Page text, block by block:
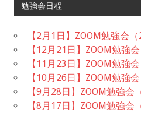
勉強会日程
【2月1日】ZOOM勉強会（
【12月21日】ZOOM勉強会
【11月23日】ZOOM勉強会
【10月26日】ZOOM勉強会
【9月28日】ZOOM勉強会
【8月17日】ZOOM勉強会